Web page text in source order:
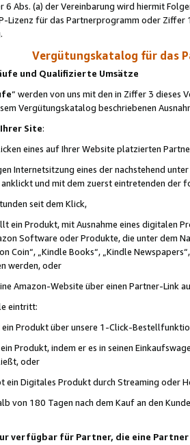
6 Abs. (a) der Vereinbarung wird hiermit
Lizenz für das Partnerprogramm oder
Vergütungskatalog für das
und Qualifizierte Umsätze
“ werden von uns mit den in Ziffer 3
Vergütungskatalog beschriebenen
Site:
eines auf Ihrer Website platzierten
Internetsitzung eines der nachstehend
und mit dem zuerst eintretenden der
seit dem Klick,
ein Produkt, mit Ausnahme eines digitalen
Software oder Produkte, die unter dem
Coin“, „Kindle Books“, „Kindle
werden, oder
Amazon-Website über einen Partner-Link
eintritt:
Produkt über unsere 1-Click-
Produkt, indem er es in seinen
oder
ein Digitales Produkt durch Streaming oder
von 180 Tagen nach dem Kauf an den
verfügbar für Partner, die eine